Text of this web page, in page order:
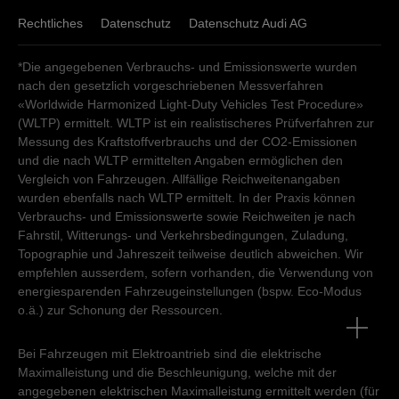
Samstag
08:30
12:00
Kundendienst
12:00 13:00
Freitag
07:15- 12:00 - 17:30
Samstag - Sonntag
geschlossen
Montag - Freitag 08:30-11:30 13:00-18:00
Samstag
09:00-12:00
Sonntag
geschlossen
Kundendienst
Montag - Freitag 07:15-12:00 13:00 -18:00
Samstag - Sonntag
geschlossen
Rechtliches Datenschutz Datenschutz Audi AG
*Die angegebenen Verbrauchs- und Emissionswerte wurden
nach den gesetzlich vorgeschriebenen Messverfahren
«Worldwide Harmonized Light-Duty Vehicles Test Procedure»
(WLTP) ermittelt. WLTP ist ein realistischeres Prüfverfahren zur
Messung des Kraftstoffverbrauchs und der CO2-Emissionen
und die nach WLTP ermittelten Angaben ermöglichen den
Vergleich von Fahrzeugen. Allfällige Reichweitenangaben
wurden ebenfalls nach WLTP ermittelt. In der Praxis können
Verbrauchs- und Emissionswerte sowie Reichweiten je nach
Fahrstil, Witterungs- und Verkehrsbedingungen, Zuladung,
Topographie und Jahreszeit teilweise deutlich abweichen. Wir
empfehlen ausserdem, sofern vorhanden, die Verwendung von
energiesparenden Fahrzeugeinstellungen (bspw. Eco-Modus
o.ä.) zur Schonung der Ressourcen.
Bei Fahrzeugen mit Elektroantrieb sind die elektrische
Maximalleistung und die Beschleunigung, welche mit der
angegebenen elektrischen Maximalleistung ermittelt werden (für